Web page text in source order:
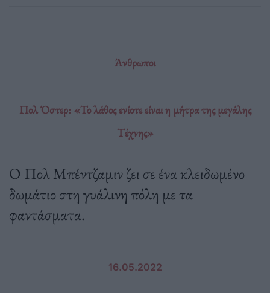
Άνθρωποι
Πολ Όστερ: «Το λάθος ενίοτε είναι η μήτρα της μεγάλης
Τέχνης»
Ο Πολ Μπέντζαμιν ζει σε ένα κλειδωμένο
δωμάτιο στη γυάλινη πόλη με τα
φαντάσματα.
16.05.2022